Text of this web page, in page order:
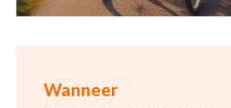
Wanneer